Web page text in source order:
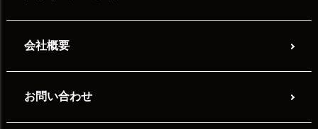
会社概要
お問い合わせ